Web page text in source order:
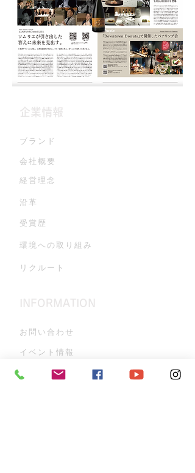
企業情報
ブランド
会社概要
経営理念
沿革
受賞歴
環境への取り組み
リクルート
INFORMATION
お問い合わせ
イベント情報
ZANPAのこだわり